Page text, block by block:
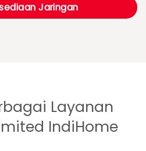
Jaringan
Layanan
IndiHome